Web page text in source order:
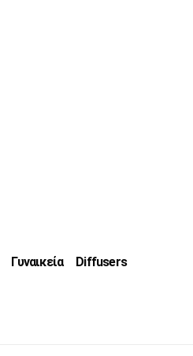
Γυναικεία Diffusers